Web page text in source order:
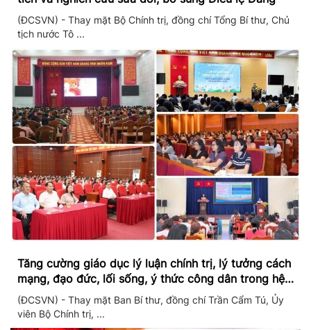
(ĐCSVN) - Thay mặt Bộ Chính trị, đồng chí Tổng Bí thư, Chủ
tịch nước Tô ...
Tăng cường giáo dục lý luận chính trị, lý tưởng cách
mạng, đạo đức, lối sống, ý thức công dân trong hệ
thống giáo dục quốc dân
(ĐCSVN) - Thay mặt Ban Bí thư, đồng chí Trần Cẩm Tú, Ủy
viên Bộ Chính trị, ...